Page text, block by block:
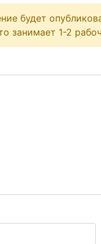
будет
занимает 1-2